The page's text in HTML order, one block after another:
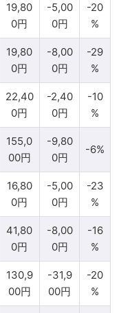
19,80
0円
-5,00
0円
-20
%
19,80
0円
-8,00
0円
-29
%
22,40
0円
-2,40
0円
-10
%
155,0
00円
-9,80
0円
-6%
16,80
0円
-5,00
0円
-23
%
41,80
0円
-8,00
0円
-16
%
130,9
00円
-31,9
00円
-20
%